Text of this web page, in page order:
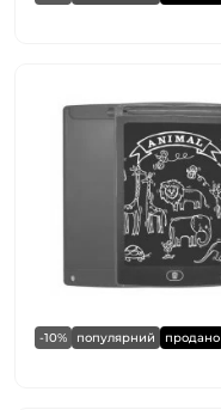
-10% популярний продано